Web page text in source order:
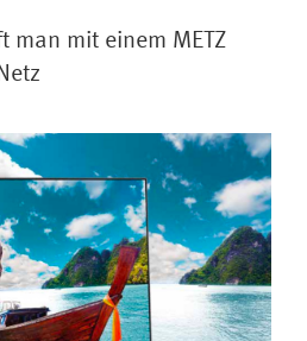
man mit einem METZ